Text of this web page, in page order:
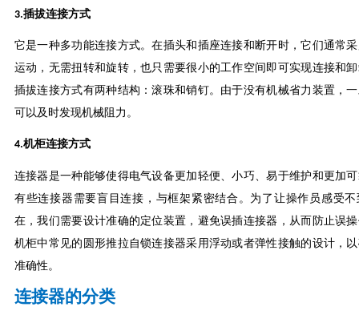
3.插拔连接方式
它是一种多功能连接方式。在插头和插座连接和断开时，它们通常
运动，无需扭转和旋转，也只需要很小的工作空间即可实现连接和
插拔连接方式有两种结构：滚珠和销钉。由于没有机械省力装置，
可以及时发现机械阻力。
4.机柜连接方式
连接器是一种能够使得电气设备更加轻便、小巧、易于维护和更加
有些连接器需要盲目连接，与框架紧密结合。为了让操作员感受
在，我们需要设计准确的定位装置，避免误插连接器，从而防止误
机柜中常见的圆形推拉自锁连接器采用浮动或者弹性接触的设计，
准确性。
连接器的分类